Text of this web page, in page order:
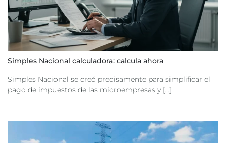
Simples Nacional calculadora: calcula ahora
Simples Nacional se creó precisamente para simplificar el
pago de impuestos de las microempresas y [...]